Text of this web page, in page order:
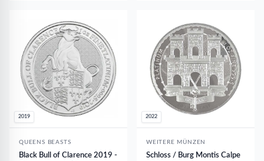
2019
QUEENS BEASTS
Black Bull of Clarence 2019 -
2022
WEITERE MÜNZEN
Schloss / Burg Montis Calpe